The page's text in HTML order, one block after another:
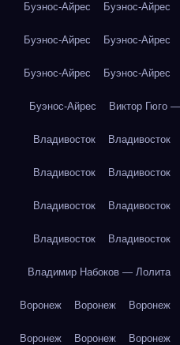
Буэнос-Айрес Буэнос-Айрес
Буэнос-Айрес Буэнос-Айрес
Буэнос-Айрес Буэнос-Айрес
Буэнос-Айрес Виктор Гюго
Владивосток Владивосток
Владивосток Владивосток
Владивосток Владивосток
Владивосток Владивосток
Владимир Набоков — Лолита
Воронеж Воронеж Воронеж
Воронеж Воронеж Воронеж